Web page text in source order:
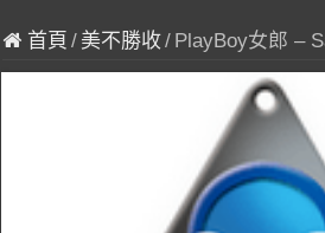
首頁 / 美不勝收/ PlayBoy女郎 –